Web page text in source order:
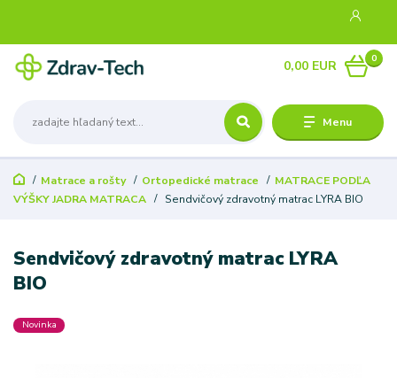
Menu
0
0,00 EUR
Matrace a rošty Ortopedické matrace
MATRACE PODĽA
VÝŠKY JADRA MATRACA
Sendvičový zdravotný matrac LYRA BIO
Sendvičový zdravotný matrac LYRA
BIO
Novinka